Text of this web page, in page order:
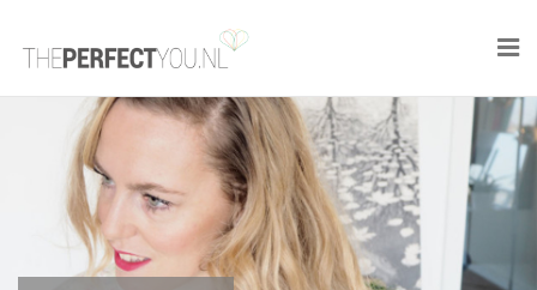

KNAPLEKKER